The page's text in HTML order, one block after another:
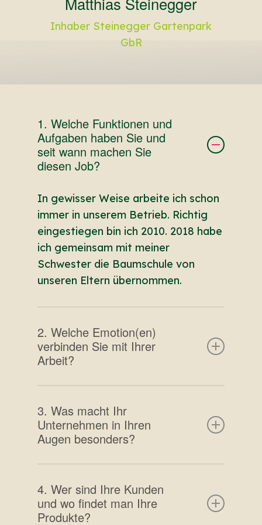
Inhaber Steinegger Gartenpark
GbR
1. Welche Funktionen und
Aufgaben haben Sie und
seit wann machen Sie
diesen Job?
In gewisser Weise arbeite ich schon
immer in unserem Betrieb. Richtig
eingestiegen bin ich 2010. 2018 habe
ich gemeinsam mit meiner
Schwester die Baumschule von
unseren Eltern übernommen.
2. Welche Emotion(en)
verbinden Sie mit Ihrer
Arbeit?
mein Beruf mit sich bringt, und auch
die Vorteile einer lohnunabhängigen
Tätigkeit. Ich bin den ganzen Tag in
3. Was macht Ihr
Unternehmen in Ihren
Augen besonders?
Gärtnerfamilie gehörten Pflanzen
schon immer zu meinem Leben dazu.
Diese besondere Nähe spüren auch
4. Wer sind Ihre Kunden
und wo findet man Ihre
Produkte?